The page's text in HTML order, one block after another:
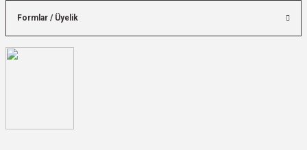
Formlar / Üyelik